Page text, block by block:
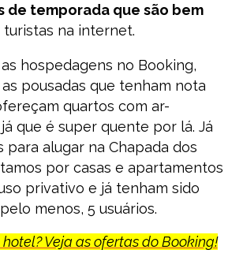
de temporada que são bem
na internet.
hospedagens no Booking,
pousadas que tenham nota
quartos com ar-
que é super quente por lá. Já
para alugar na Chapada dos
por casas e apartamentos
privativo e já tenham sido
menos, 5 usuários.
Veja as ofertas do Booking!